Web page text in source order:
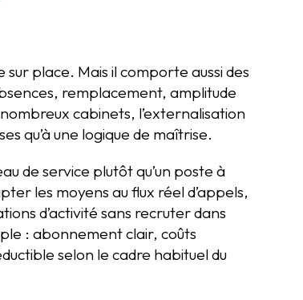
place. Mais il comporte aussi des
remplacement, amplitude
cabinets, l’externalisation
qu’à une logique de maîtrise.
de service plutôt qu’un poste à
les moyens au flux réel d’appels,
d’activité sans recruter dans
: abonnement clair, coûts
selon le cadre habituel du